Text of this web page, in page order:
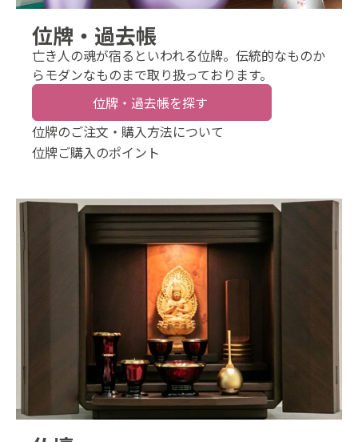
位牌・過去帳
亡き人の魂が宿るといわれる位牌。伝統的なものか
らモダンなものまで取り扱っております。
位牌・過去帳を探す
位牌のご注文・購入方法について
位牌ご購入のポイント